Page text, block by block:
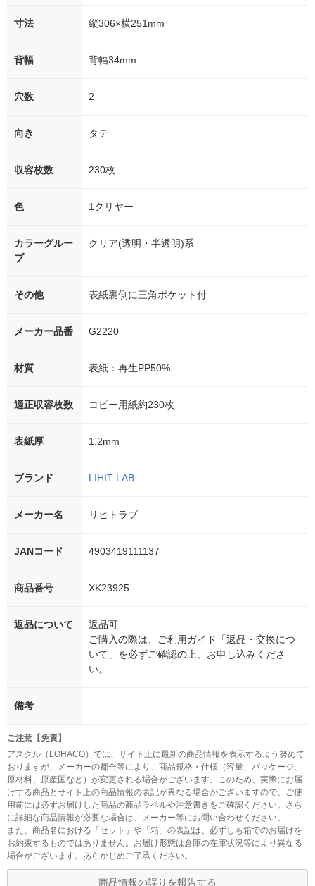
寸法 縦306×横251mm
背幅 背幅34mm
穴数 2
向き タテ
収容枚数 230枚
色 1クリヤー
カラーグルー
プ
クリア(透明・半透明)系
その他 表紙裏側に三角ポケット付
メーカー品番 G2220
材質 表紙：再生PP50%
適正収容枚数 コピー用紙約230枚
表紙厚 1.2mm
ブランド LIHIT LAB.
メーカー名 リヒトラブ
JANコード 4903419111137
商品番号 XK23925
返品について
返品可
ご購入の際は、ご利用ガイド「返品・交換につ
いて」を必ずご確認の上、お申し込みくださ
い。
備考
ご注意【免責】
アスクル（LOHACO）では、サイト上に最新の商品情報を表示するよう努めて
おりますが、メーカーの都合等により、商品規格・仕様（容量、パッケージ、
原材料、原産国など）が変更される場合がございます。このため、実際にお届
けする商品とサイト上の商品情報の表記が異なる場合がございますので、ご使
用前には必ずお届けした商品の商品ラベルや注意書きをご確認ください。さら
に詳細な商品情報が必要な場合は、メーカー等にお問い合わせください。
また、商品名における「セット」や「箱」の表記は、必ずしも箱でのお届けを
お約束するものではありません。お届け形態は倉庫の在庫状況等により異なる
場合がございます。あらかじめご了承ください。
商品情報の誤りを報告する